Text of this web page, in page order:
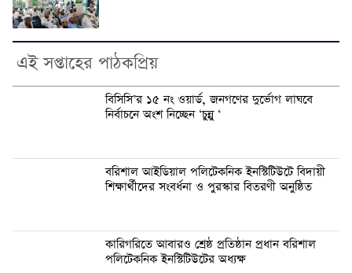
এই সপ্তাহের পাঠকপ্রিয়
বিসিসি’র ১৫ নং ওয়ার্ড, জনগণের দুর্ভোগ লাঘবে
নির্বাচনে অংশ নিচ্ছেন ‘চুন্নু ‘
বরিশাল আইডিয়াল পলিটেকনিক ইনস্টিটিউটে বিদায়ী
শিক্ষার্থীদের সংবর্ধনা ও পুরস্কার বিতরণী অনুষ্ঠিত
কারিগরিতে আবারও শ্রেষ্ঠ প্রতিষ্ঠান প্রধান বরিশাল
পলিটেকনিক ইনস্টিটিউটের অধ্যক্ষ